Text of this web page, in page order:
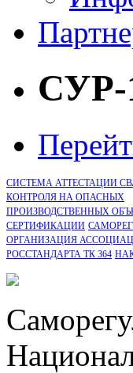
СИСТЕМА АТТЕСТАЦИИ
КОНТРОЛЯ НА ОПАСНЫХ
ПРОИЗВОДСТВЕННЫХ
CЕРТИФИКАЦИИ
ОРГАНИЗАЦИЯ
РОССТАНДАРТА ТК 364